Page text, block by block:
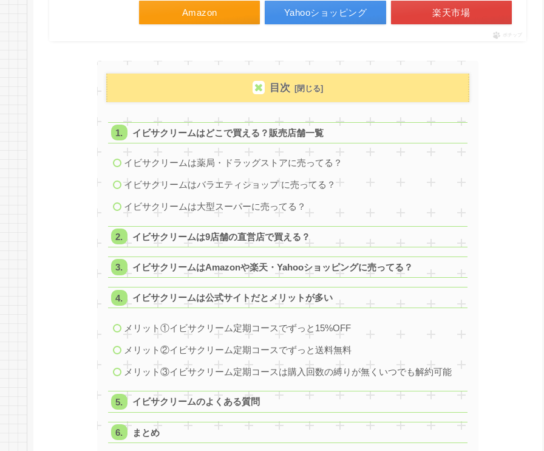
Amazon 楽天市場
Yahooショッピング
ポチップ
目次
イビサクリームはどこで買える？販売店舗一覧
イビサクリームは薬局・ドラッグストアに売ってる？
イビサクリームはバラエティショップ に売ってる？
イビサクリームは大型スーパーに売ってる？
イビサクリームは9店舗の直営店で買える？
イビサクリームはAmazonや楽天・Yahooショッピングに売ってる？
イビサクリームは公式サイトだとメリットが多い
メリット①イビサクリーム定期コースでずっと15%OFF
メリット②イビサクリーム定期コースでずっと送料無料
メリット③イビサクリーム定期コースは購入回数の縛りが無くいつでも解約可能
イビサクリームのよくある質問
まとめ